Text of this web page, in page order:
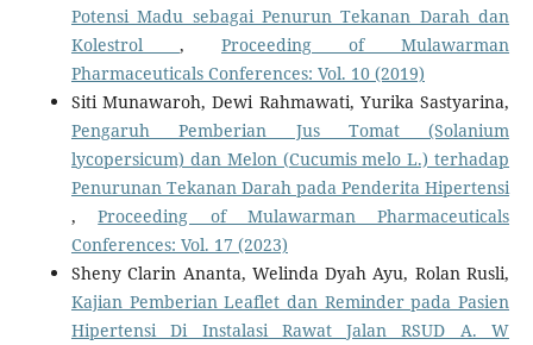
Potensi Madu sebagai Penurun Tekanan Darah dan
Kolestrol , Proceeding of Mulawarman
Pharmaceuticals Conferences: Vol. 10 (2019)
Siti Munawaroh, Dewi Rahmawati, Yurika Sastyarina,
Pengaruh Pemberian Jus Tomat (Solanium
lycopersicum) dan Melon (Cucumis melo L.) terhadap
Penurunan Tekanan Darah pada Penderita Hipertensi
,Proceeding of Mulawarman Pharmaceuticals
Conferences: Vol. 17 (2023)
Sheny Clarin Ananta, Welinda Dyah Ayu, Rolan Rusli,
Kajian Pemberian Leaflet dan Reminder pada Pasien
Hipertensi Di Instalasi Rawat Jalan RSUD A. W